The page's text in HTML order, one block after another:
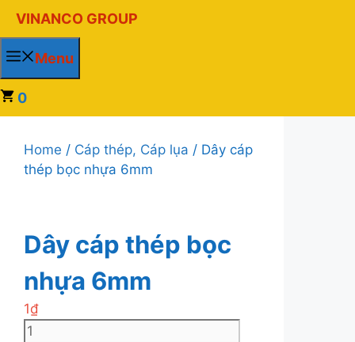
đến
nội
VINANCO GROUP
Menu
0
Home / Cáp thép, Cáp lụa / Dây cáp
thép bọc nhựa 6mm
Dây cáp thép bọc
nhựa 6mm
1₫
Dây